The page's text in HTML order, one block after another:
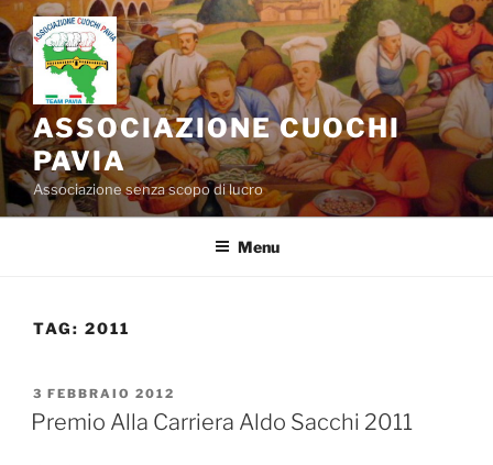
Salta
al
contenuto
ASSOCIAZIONE CUOCHI
PAVIA
Associazione senza scopo di lucro
Menu
TAG: 2011
PUBBLICATO
IL
3 FEBBRAIO 2012
Premio Alla Carriera Aldo Sacchi 2011